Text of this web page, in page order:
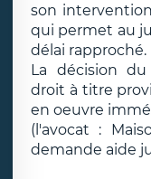
son
qui permet au
délai rapproché.
La décision
droit à titre
en oeuvre
(l'avocat :
demande aide